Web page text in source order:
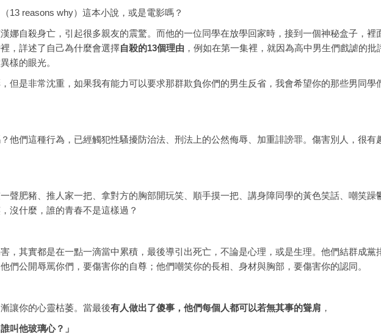
13 reasons why）這本小說，或是電影嗎？
娜自殺身亡，引起很多親友的震驚。而他的一位同學在放學回家時，接到一個神秘盒子，裡
，詳述了自己為什麼會選擇自殺的13個理由 ，例如在第一集裡，就因為高中男生們戲謔的批
樣的眼光。
但是非常沈重，如果我有能力可以要求那群欺負你們的男生反省，我會希望你的那些男同學
他們這種行為，已經觸犯性騷擾防治法、刑法上的公然侮辱、加重誹謗罪。傷害別人，很有
聲肥豬、推人家一把、拿對方的胸部開玩笑、順手摸一把、講身障同學的黃色笑話、嘲笑躁
沒什麼，誰的青春不是這樣過？
，其實都是在一點一滴當中累積，最後導引出死亡，不論是心理，或是生理。他們結群成黨
們公開辱罵你們，要傷害你的自尊；他們嘲笑你的長相、身材與胸部，要傷害你的認同。
讓你的心靈枯萎。當最後有人做出了傻事，他們每個人都可以若無其事的聳肩 ，
叫他玻璃心？」